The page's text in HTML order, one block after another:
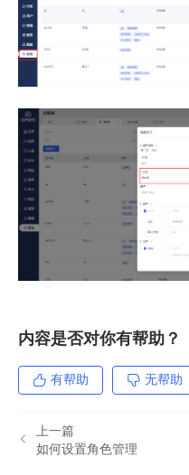
内容是否对你有帮助？
有帮助 无帮助
上一篇
如何设置角色管理